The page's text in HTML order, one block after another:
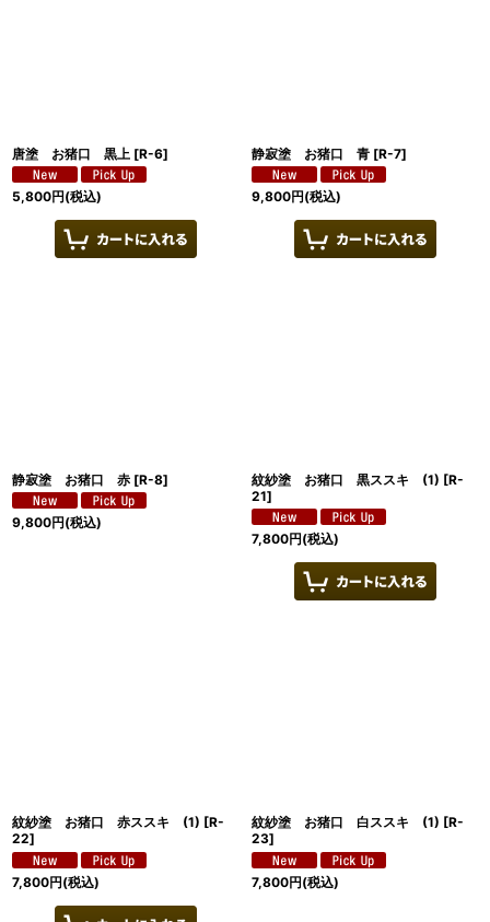
唐塗 お猪口 黒上 [R-6]
5,800円(税込)
静寂塗 お猪口 青 [R-7]
9,800円(税込)
静寂塗 お猪口 赤 [R-8]
9,800円(税込)
紋紗塗 お猪口 黒ススキ (1) [R-
21]
7,800円(税込)
紋紗塗 お猪口 赤ススキ (1) [R-
22]
7,800円(税込)
紋紗塗 お猪口 白ススキ (1) [R-
23]
7,800円(税込)